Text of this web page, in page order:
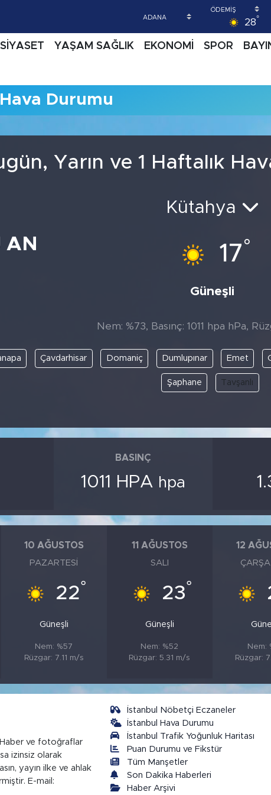
28°
SİYASET YAŞAM SAĞLIK EKONOMİ SPOR
Durumu
Yarın ve 1 Haftalık
AN
Kütahya
17°
Güneşli
Nem: %73, Basınç: 1011 hpa hPa,
Çavdarhisar Domaniç Dumlupınar Emet
Şaphane Tavşanlı
BASINÇ
1011 HPA hpa
10 AĞUSTOS
PAZARTESI
22°
Güneşli
Nem: %57
Rüzgar: 7.11 m/s
11 AĞUSTOS
SALI
23°
Güneşli
Nem: %52
Rüzgar: 5.31 m/s
12
Nem:
Rüzgar:
ve fotoğraflar
izinsiz olarak
yayın ilke ve ahlak
E-mail:
İstanbul Nöbetçi Eczaneler
İstanbul Hava Durumu
İstanbul Trafik Yoğunluk Haritası
Puan Durumu ve Fikstür
Tüm Manşetler
Son Dakika Haberleri
Haber Arşivi